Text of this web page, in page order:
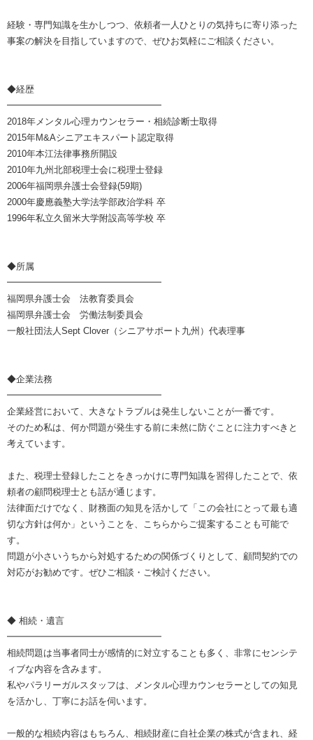
経験・専門知識を生かしつつ、依頼者一人ひとりの気持ちに寄り添った
事案の解決を目指していますので、ぜひお気軽にご相談ください。
◆経歴
━━━━━━━━━━━━━━━━━
2018年メンタル心理カウンセラー・相続診断士取得
2015年M&Aシニアエキスパート認定取得
2010年本江法律事務所開設
2010年九州北部税理士会に税理士登録
2006年福岡県弁護士会登録(59期)
2000年慶應義塾大学法学部政治学科 卒
1996年私立久留米大学附設高等学校 卒
◆所属
━━━━━━━━━━━━━━━━━
福岡県弁護士会 法教育委員会
福岡県弁護士会 労働法制委員会
一般社団法人Sept Clover（シニアサポート九州）代表理事
◆企業法務
━━━━━━━━━━━━━━━━━
企業経営において、大きなトラブルは発生しないことが一番です。
そのため私は、何か問題が発生する前に未然に防ぐことに注力すべきと
考えています。
また、税理士登録したことをきっかけに専門知識を習得したことで、依
頼者の顧問税理士とも話が通じます。
法律面だけでなく、財務面の知見を活かして「この会社にとって最も適
切な方針は何か」ということを、こちらからご提案することも可能で
す。
問題が小さいうちから対処するための関係づくりとして、顧問契約での
対応がお勧めです。ぜひご相談・ご検討ください。
◆ 相続・遺言
━━━━━━━━━━━━━━━━━
相続問題は当事者同士が感情的に対立することも多く、非常にセンシテ
ィブな内容を含みます。
私やパラリーガルスタッフは、メンタル心理カウンセラーとしての知見
を活かし、丁寧にお話を伺います。
一般的な相続内容はもちろん、相続財産に自社企業の株式が含まれ、経